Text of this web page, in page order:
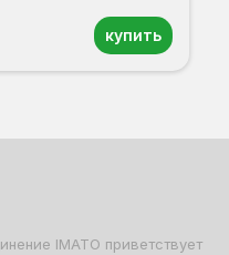
купить
IMATO приветствует